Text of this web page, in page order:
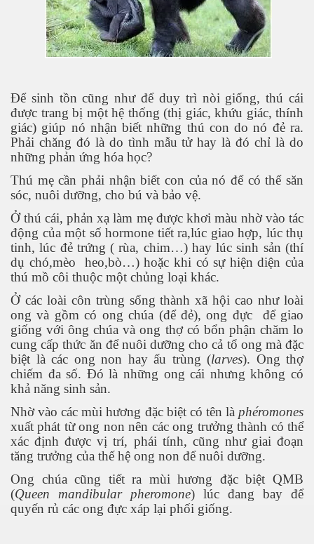
Để sinh tồn cũng như để duy trì nòi giống, thú cái
được trang bị một hệ thống (thị giác, khứu giác, thính
giác) giúp nó nhận biết những thú con do nó đẻ ra.
Phải chăng đó là do tình mẫu tử hay là đó chỉ là do
những phản ứng hóa học?
Thú mẹ cần phải nhận biết con của nó để có thể săn
sóc, nuôi dưỡng, cho bú và bảo vệ.
Ở thú cái, phản xạ làm mẹ được khơi màu nhờ vào tác
động của một số hormone tiết ra,lúc giao hợp, lúc thụ
tinh, lúc đẻ trứng ( rùa, chim…) hay lúc sinh sản (thí
dụ chó,mèo
heo,bò…) hoặc khi có sự hiện diện của
thú mồ côi thuộc một chủng loại khác.
Ở các loài côn trùng sống thành xã hội cao như loài
ong và gồm có ong chúa (để đẻ), ong đực
để giao
giống với ông chúa và ong thợ có bổn phận chăm lo
cung cấp thức ăn để nuôi dưỡng cho cả tổ ong mà đặc
biệt là các ong non hay ấu trùng (larves). Ong thợ
chiếm đa số. Đó là những ong cái nhưng không có
khả năng sinh sản.
Nhờ vào các mùi hương đặc biệt có tên là phéromones
xuất phát từ ong non nên các ong trưởng thành có thể
xác định được vị trí, phái tính, cũng như giai đoạn
tăng trưởng của thế hệ ong non để nuôi dưỡng.
Ong chúa cũng tiết ra mùi hương đặc biệt QMB
(Queen mandibular pheromone) lúc đang bay để
quyến rủ các ong đực xáp lại phối giống.
- Phần 1
Pháp
2